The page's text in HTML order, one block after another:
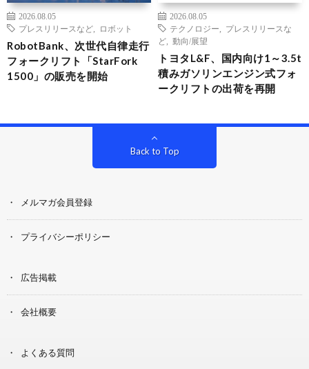
2026.08.05
プレスリリースなど
ロボット
RobotBank、次世代自律走行
フォークリフト「StarFork
1500」の販売を開始
2026.08.05
テクノロジー
プレスリリースな
ど
動向/展望
トヨタL&F、国内向け1～3.5t
積みガソリンエンジン式フォ
ークリフトの出荷を再開
Back to Top
メルマガ会員登録
プライバシーポリシー
広告掲載
会社概要
よくある質問